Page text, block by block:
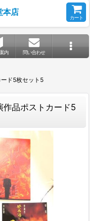
本店
カート
内 問い合わせ
ド5枚セット5
品ポストカード5